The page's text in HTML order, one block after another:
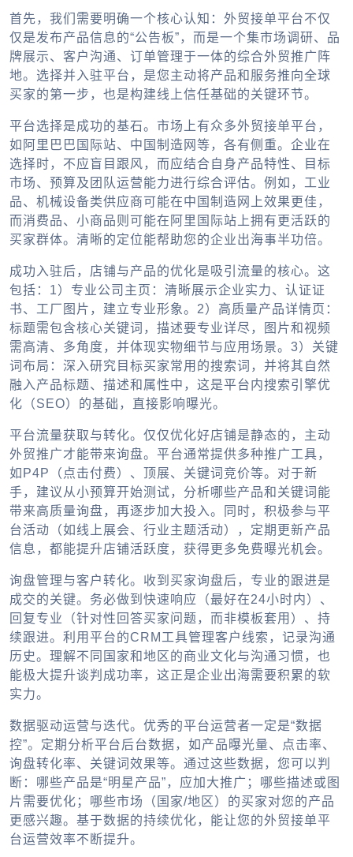
首先，我们需要明确一个核心认知： 外贸接单平台不仅
仅是发布产品信息的“公告板”，而是一个集市场调研、品
牌展示、客户沟通、订单管理于一体的综合外贸推广 阵
地。选择并入驻平台，是您主动将产品和服务推向全球
买家的第一步，也是构建线上信任基础的关键环节。
平台选择是成功的基石。市场上有众多外贸接单平台 ，
如阿里巴巴国际站、中国制造网等，各有侧重。企业在
选择时，不应盲目跟风，而应结合自身产品特性、目标
市场、预算及团队运营能力进行综合评估。例如，工业
品、机械设备类供应商可能在中国制造网上效果更佳，
而消费品、小商品则可能在阿里国际站上拥有更活跃的
买家群体。清晰的定位能帮助您的企业出海事半功倍。
成功入驻后，店铺与产品的优化是吸引流量的核心。这
包括：1） 专业公司主页 ：清晰展示企业实力、认证证
书、工厂图片，建立专业形象。2） 高质量产品详情页 ：
标题需包含核心关键词，描述要专业详尽，图片和视频
需高清、多角度，并体现实物细节与应用场景。3） 关键
词布局 ：深入研究目标买家常用的搜索词，并将其自然
融入产品标题、描述和属性中，这是平台内搜索引擎优
化（SEO）的基础，直接影响曝光。
平台流量获取与转化。仅仅优化好店铺是静态的，主动
外贸推广才能带来询盘。平台通常提供多种推广工具，
如P4P（点击付费）、顶展、关键词竞价等。对于新
手，建议从小预算开始测试，分析哪些产品和关键词能
带来高质量询盘，再逐步加大投入。同时，积极参与平
台活动（如线上展会、行业主题活动），定期更新产品
信息，都能提升店铺活跃度，获得更多免费曝光机会。
询盘管理与客户转化。收到买家询盘后，专业的跟进是
成交的关键。务必做到快速响应（最好在24小时内）、
回复专业（针对性回答买家问题，而非模板套用）、持
续跟进。利用平台的CRM工具管理客户线索，记录沟通
历史。理解不同国家和地区的商业文化与沟通习惯，也
能极大提升谈判成功率，这正是企业出海需要积累的软
实力。
数据驱动运营与迭代。优秀的平台运营者一定是“数据
控”。定期分析平台后台数据，如产品曝光量、点击率、
询盘转化率、关键词效果等。通过这些数据，您可以判
断：哪些产品是“明星产品”，应加大推广；哪些描述或图
片需要优化；哪些市场（国家/地区）的买家对您的产品
更感兴趣。基于数据的持续优化，能让您的外贸接单平
台运营效率不断提升。